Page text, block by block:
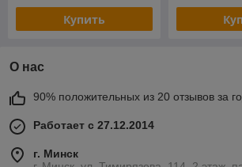
Купить
О нас
90% положительных из 20 отзывов за
Работает с 27.12.2014
г. Минск